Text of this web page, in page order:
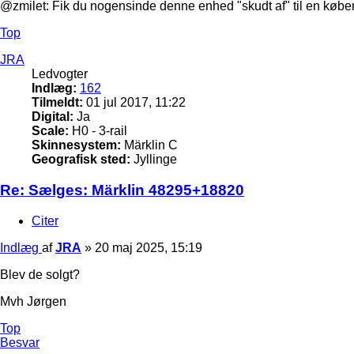
@zmilet: Fik du nogensinde denne enhed "skudt af" til en
Top
JRA
Ledvogter
Indlæg: 162
Tilmeldt: 01 jul 2017, 11:22
Digital: Ja
Scale: H0 - 3-rail
Skinnesystem: Märklin C
Geografisk sted: Jyllinge
Re: Sælges: Märklin 48295+18820
Citer
Indlæg afJRA » 20 maj 2025, 15:19
Blev de solgt?
Mvh Jørgen
Top
Besvar